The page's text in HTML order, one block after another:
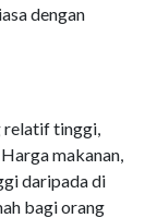
dengan
relatif tinggi,
makanan,
daripada di
bagi orang